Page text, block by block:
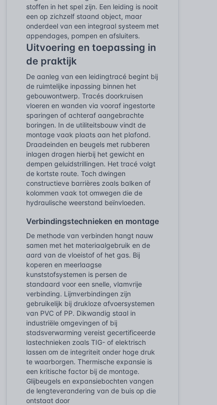
stoffen in het spel zijn. Een leiding is nooit
een op zichzelf staand object, maar
onderdeel van een integraal systeem met
appendages, pompen en afsluiters.
Uitvoering en toepassing in
de praktijk
De aanleg van een leidingtracé begint bij
de ruimtelijke inpassing binnen het
gebouwontwerp. Tracés doorkruisen
vloeren en wanden via vooraf ingestorte
sparingen of achteraf aangebrachte
boringen. In de utiliteitsbouw vindt de
montage vaak plaats aan het plafond.
Draadeinden en beugels met rubberen
inlagen dragen hierbij het gewicht en
dempen geluidstrillingen. Het tracé volgt
de kortste route. Toch dwingen
constructieve barrières zoals balken of
kolommen vaak tot omwegen die de
hydraulische weerstand beïnvloeden.
Verbindingstechnieken en montage
De methode van verbinden hangt nauw
samen met het materiaalgebruik en de
aard van de vloeistof of het gas. Bij
koperen en meerlaagse
kunststofsystemen is persen de
standaard voor een snelle, vlamvrije
verbinding. Lijmverbindingen zijn
gebruikelijk bij drukloze afvoersystemen
van PVC of PP. Dikwandig staal in
industriële omgevingen of bij
stadsverwarming vereist gecertificeerde
lastechnieken zoals TIG- of elektrisch
lassen om de integriteit onder hoge druk
te waarborgen. Thermische expansie is
een kritische factor bij de montage.
Glijbeugels en expansiebochten vangen
de lengteverandering van de buis op die
ontstaat door